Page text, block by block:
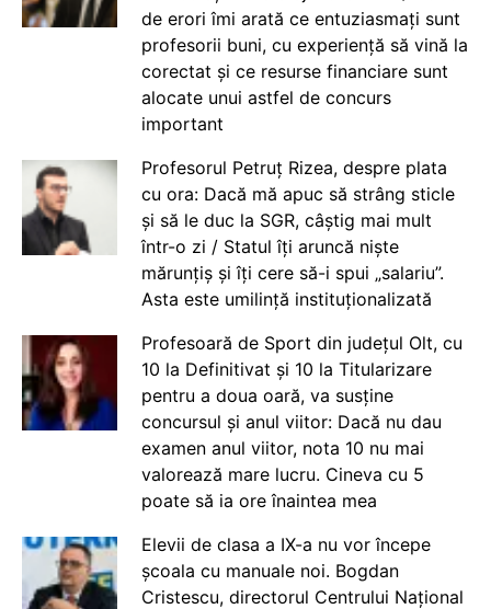
de erori îmi arată ce entuziasmați sunt
profesorii buni, cu experiență să vină la
corectat și ce resurse financiare sunt
alocate unui astfel de concurs
important
Profesorul Petruț Rizea, despre plata
cu ora: Dacă mă apuc să strâng sticle
și să le duc la SGR, câștig mai mult
într-o zi / Statul îți aruncă niște
mărunțiș și îți cere să-i spui „salariu”.
Asta este umilință instituționalizată
Profesoară de Sport din județul Olt, cu
10 la Definitivat și 10 la Titularizare
pentru a doua oară, va susține
concursul și anul viitor: Dacă nu dau
examen anul viitor, nota 10 nu mai
valorează mare lucru. Cineva cu 5
poate să ia ore înaintea mea
Elevii de clasa a IX-a nu vor începe
școala cu manuale noi. Bogdan
Cristescu, directorul Centrului Național